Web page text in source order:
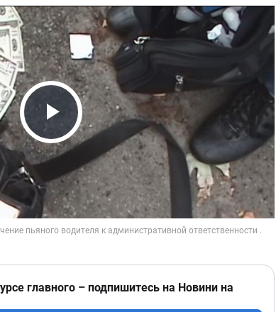
Play Video
главного – подпишитесь на Новини на